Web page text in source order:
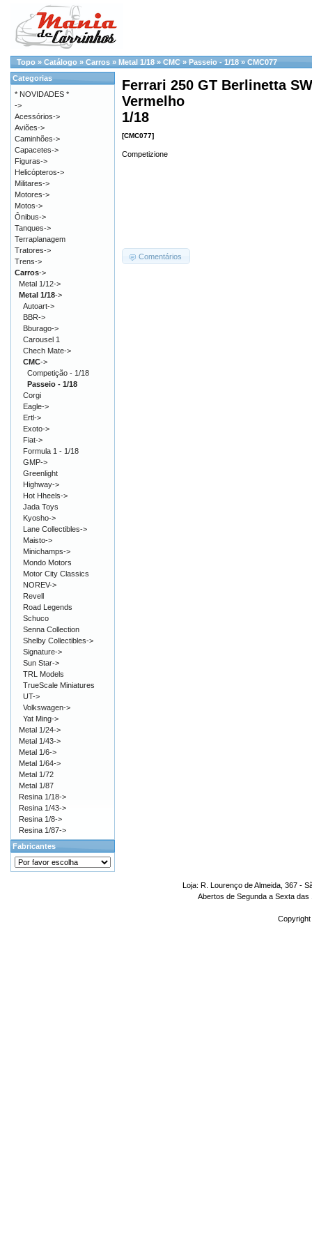
Topo » Catálogo » Carros » Metal 1/18 » CMC » Passeio - 1/18 » CMC077
Ferrari 250 GT Berlinetta
Vermelho
1/18
[CMC077]
Competizione
Comentários
Categorias
* NOVIDADES *
->
Acessórios->
Aviões->
Caminhões->
Capacetes->
Figuras->
Helicópteros->
Militares->
Motores->
Motos->
Ônibus->
Tanques->
Terraplanagem
Tratores->
Trens->
Carros->
Metal 1/12->
Metal 1/18->
Autoart->
BBR->
Bburago->
Carousel 1
Chech Mate->
CMC->
Competição - 1/18
Passeio - 1/18
Corgi
Eagle->
Ertl->
Exoto->
Fiat->
Formula 1 - 1/18
GMP->
Greenlight
Highway->
Hot Hheels->
Jada Toys
Kyosho->
Lane Collectibles->
Maisto->
Minichamps->
Mondo Motors
Motor City Classics
NOREV->
Revell
Road Legends
Schuco
Senna Collection
Shelby Collectibles->
Signature->
Sun Star->
TRL Models
TrueScale Miniatures
UT->
Volkswagen->
Yat Ming->
Metal 1/24->
Metal 1/43->
Metal 1/6->
Metal 1/64->
Metal 1/72
Metal 1/87
Resina 1/18->
Resina 1/43->
Resina 1/8->
Resina 1/87->
Fabricantes
Loja: R. Lourenço de Almeida, 367 -
Abertos de Segunda a Sexta